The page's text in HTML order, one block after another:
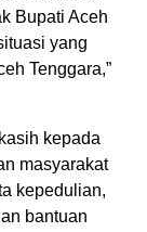
Bupati Aceh
yang
Tenggara,”
kepada
masyarakat
kepedulian,
bantuan